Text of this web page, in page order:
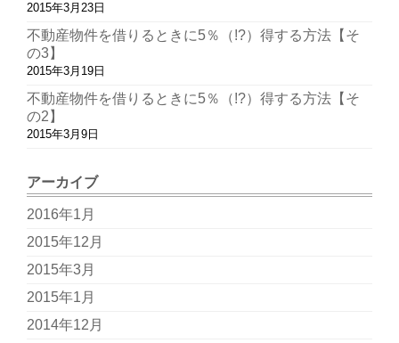
2015年3月23日
不動産物件を借りるときに5％（!?）得する方法【そ
の3】
2015年3月19日
不動産物件を借りるときに5％（!?）得する方法【そ
の2】
2015年3月9日
アーカイブ
2016年1月
2015年12月
2015年3月
2015年1月
2014年12月